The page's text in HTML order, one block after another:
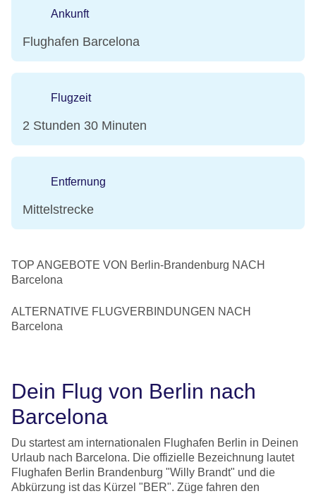
Ankunft
Flughafen Barcelona
Flugzeit
2 Stunden 30 Minuten
Entfernung
Mittelstrecke
TOP ANGEBOTE VON Berlin-Brandenburg NACH
Barcelona
ALTERNATIVE FLUGVERBINDUNGEN NACH
Barcelona
Dein Flug von Berlin nach
Barcelona
Du startest am internationalen Flughafen Berlin in Deinen
Urlaub nach Barcelona. Die offizielle Bezeichnung lautet
Flughafen Berlin Brandenburg "Willy Brandt" und die
Abkürzung ist das Kürzel "BER". Züge fahren den